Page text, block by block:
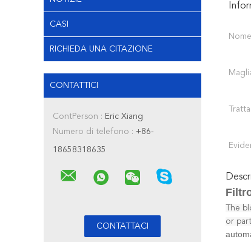
CASI
RICHIEDA UNA CITAZIONE
CONTATTICI
ContPerson : Eric Xiang
Numero di telefono : +86-
18658318635
The
or